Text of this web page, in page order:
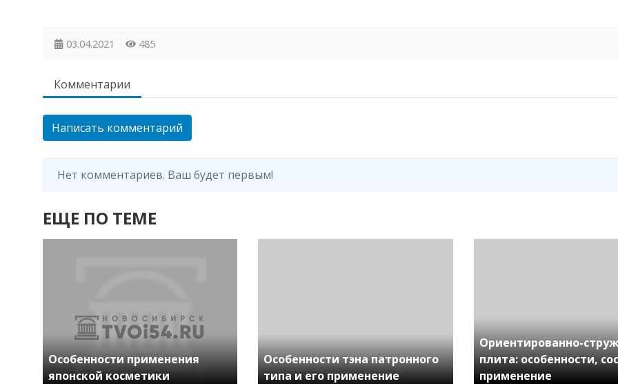
03.04.2021 485
Комментарии
Написать комментарий
Нет комментариев. Ваш будет первым!
ЕЩЕ ПО ТЕМЕ
Особенности применения
японской косметики
Особенности тэна патронного
типа и его применение
Ориентированно-
плита: особенности,
применение